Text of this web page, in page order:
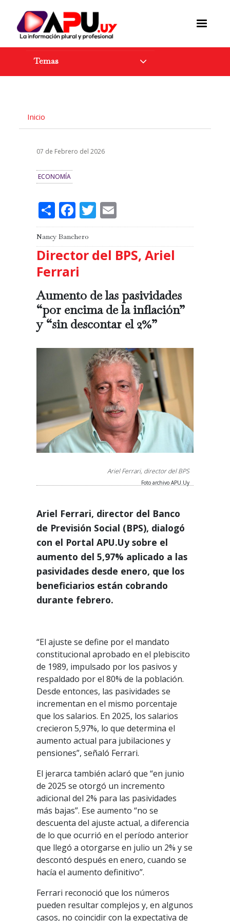
Temas
Inicio
07 de Febrero del 2026
ECONOMÍA
ShareFacebook
Twitter
Nancy Banchero
Director del BPS, Ariel
Ferrari
Aumento de las pasividades
“por encima de la inflación”
y “sin descontar el 2%”
Ariel Ferrari, director del BPS
Foto archivo APU.Uy
Ariel Ferrari, director del Banco
de Previsión Social (BPS), dialogó
con el Portal APU.Uy sobre el
aumento del 5,97% aplicado a las
pasividades desde enero, que los
beneficiarios están cobrando
durante febrero.
“El ajuste se define por el mandato
constitucional aprobado en el plebiscito
de 1989, impulsado por los pasivos y
respaldado por el 80% de la población.
Desde entonces, las pasividades se
incrementan en el mismo porcentaje
que los salarios. En 2025, los salarios
crecieron 5,97%, lo que determina el
aumento actual para jubilaciones y
pensiones”, señaló Ferrari.
El jerarca también aclaró que “en junio
de 2025 se otorgó un incremento
adicional del 2% para las pasividades
más bajas”. Ese aumento “no se
descuenta del ajuste actual, a diferencia
de lo que ocurrió en el período anterior
que llegó a otorgarse en julio un 2% y se
descontó después en enero, cuando se
hacía el aumento definitivo”.
Ferrari reconoció que los números
pueden resultar complejos y, en algunos
casos, no coincidir con la expectativa de